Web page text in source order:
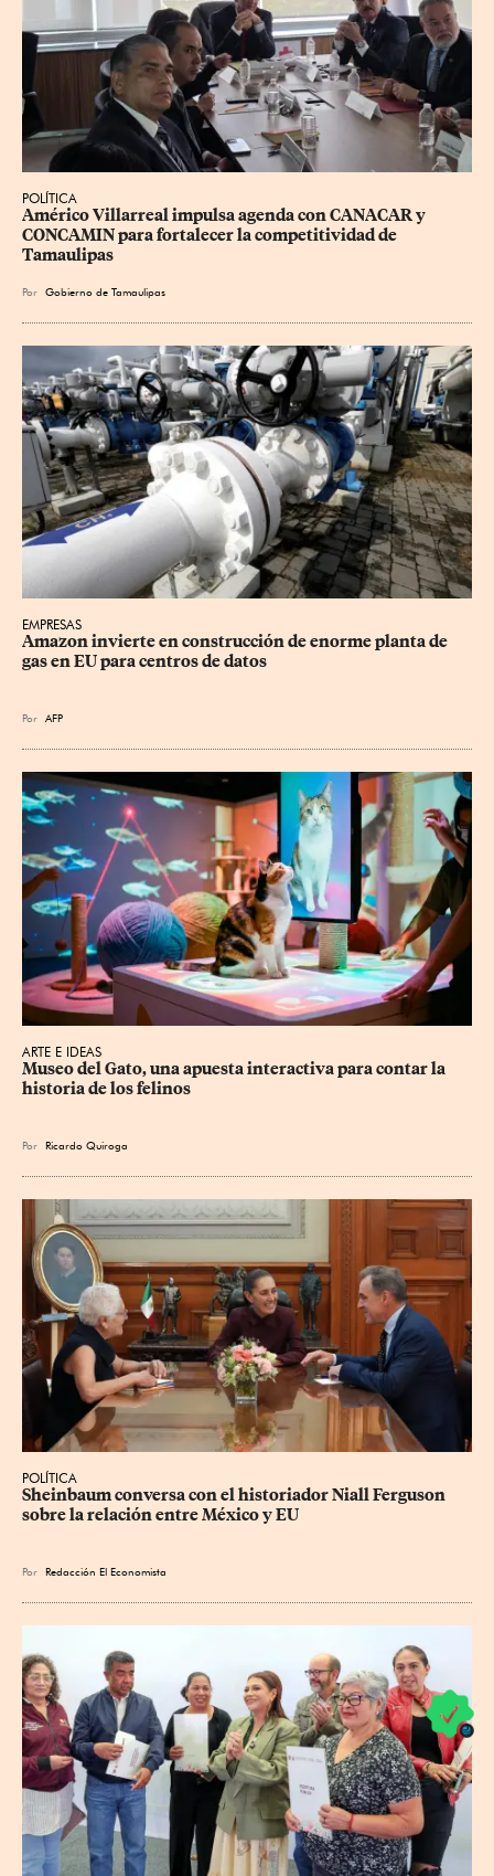
POLÍTICA
Américo Villarreal impulsa agenda con CANACAR y
CONCAMIN para fortalecer la competitividad de
Tamaulipas
Por Gobierno de Tamaulipas
EMPRESAS
Amazon invierte en construcción de enorme planta de
gas en EU para centros de datos
Por AFP
ARTE E IDEAS
Museo del Gato, una apuesta interactiva para contar la
historia de los felinos
Por Ricardo Quiroga
POLÍTICA
Sheinbaum conversa con el historiador Niall Ferguson
sobre la relación entre México y EU
Por Redacción El Economista